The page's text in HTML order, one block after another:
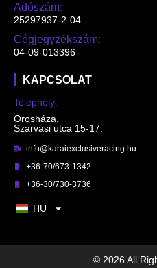
Adószám:
25297937-2-04
Cégjegyzékszám:
04-09-013396
KAPCSOLAT
Telephely:
Orosháza,
Szarvasi utca 15-17.
info@karaiexclusiveracing.hu
+36-70/673-1342
+36-30/730-3736
HU
© 2026 All